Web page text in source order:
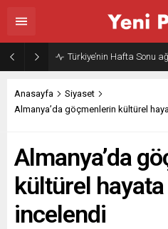
Anasayfa
Siyaset
Almanya’da göçmenlerin kültürel
Almanya’da
kültürel hayata
incelendi